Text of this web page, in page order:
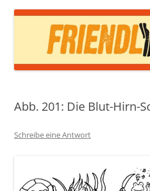
Abb. 201: Die Blut-Hirn-
Schreibe eine Antwort